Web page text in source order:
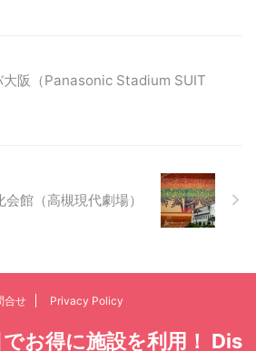
大阪（Panasonic Stadium SUIT
館（高槻現代劇場）
合せ Privacy Policy
お得に施設を利用！ Dis